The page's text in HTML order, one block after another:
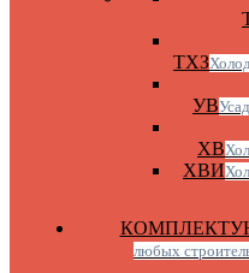
ТХЗ
УВ
ХВ
ХВИ
любых